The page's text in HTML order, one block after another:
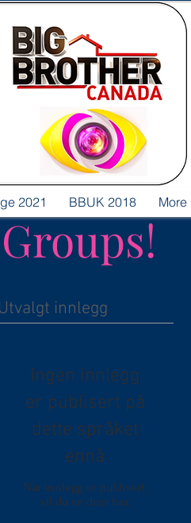
2021 BBUK 2018 More
Utvalgt innlegg
Ingen innlegg
er publisert på
dette språket
ennå
Når innlegg er publisert,
vil du se dem her.